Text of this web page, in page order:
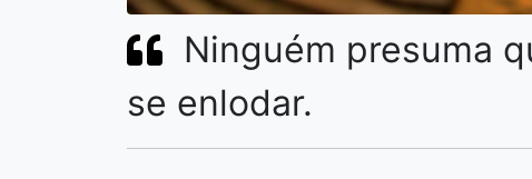
Ninguém presuma
se enlodar.